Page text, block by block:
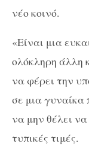
νέο κοινό.
«Είναι μια
ολόκληρη άλλη
να φέρει την
σε μια γυναίκα
να μην θέλει
τυπικές τιμές.